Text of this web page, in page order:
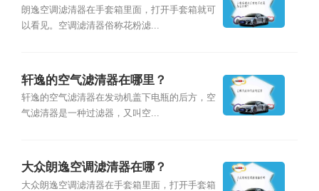
朗逸空调滤清器在手套箱里面，打开手套箱就可
以看见。空调滤清器俗称花粉滤...
轩逸的空气滤清器在哪里？
轩逸的空气滤清器在发动机盖下电瓶的后方，空
气滤清器是一种过滤器，又叫空...
大众朗逸空调滤清器在哪？
大众朗逸空调滤清器在手套箱里面，打开手套箱